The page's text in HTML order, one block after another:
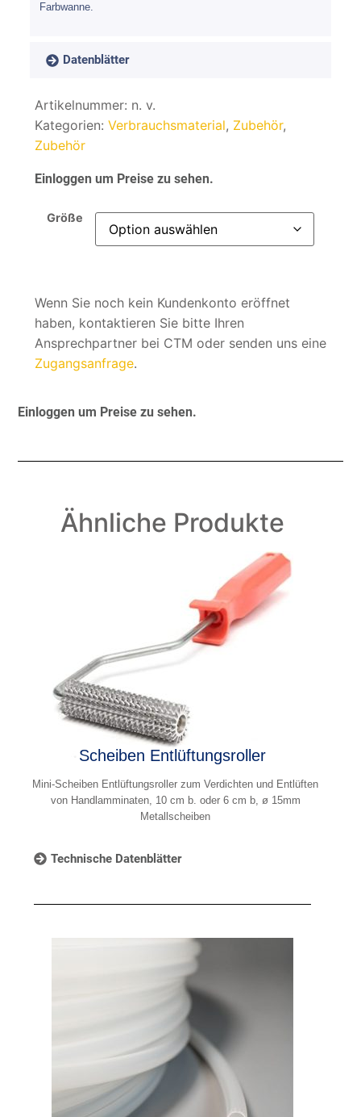
Farbwanne.
Datenblätter
Artikelnummer: n. v.
Kategorien: Verbrauchsmaterial, Zubehör,
Zubehör
Einloggen um Preise zu sehen.
Größe
Wenn Sie noch kein Kundenkonto eröffnet
haben, kontaktieren Sie bitte Ihren
Ansprechpartner bei CTM oder senden uns eine
Zugangsanfrage.
Einloggen um Preise zu sehen.
Ähnliche Produkte
Scheiben Entlüftungsroller
Mini-Scheiben Entlüftungsroller zum Verdichten und Entlüften
von Handlamminaten, 10 cm b. oder 6 cm b, ø 15mm
Metallscheiben
Technische Datenblätter